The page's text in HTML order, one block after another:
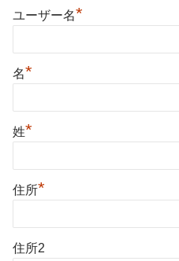
ユーザー名*
名*
姓*
住所*
住所2